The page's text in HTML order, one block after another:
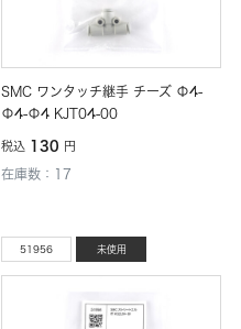
SMC ワンタッチ継手 チーズ Φ4-
Φ4-Φ4 KJT04-00
税込 130 円
在庫数：17
51956 未使用